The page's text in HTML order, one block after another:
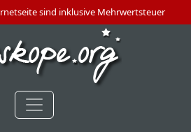
sind inklusive Mehrwertsteuer